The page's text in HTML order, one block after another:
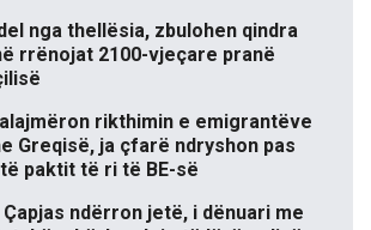
nga thellësia, zbulohen qindra
rrënojat 2100-vjeçare pranë
rikthimin e emigrantëve
Greqisë, ja çfarë ndryshon pas
paktit të ri të BE-së
Çapjas ndërron jetë, i dënuari me